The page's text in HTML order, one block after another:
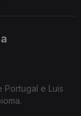
Portugal e Luis